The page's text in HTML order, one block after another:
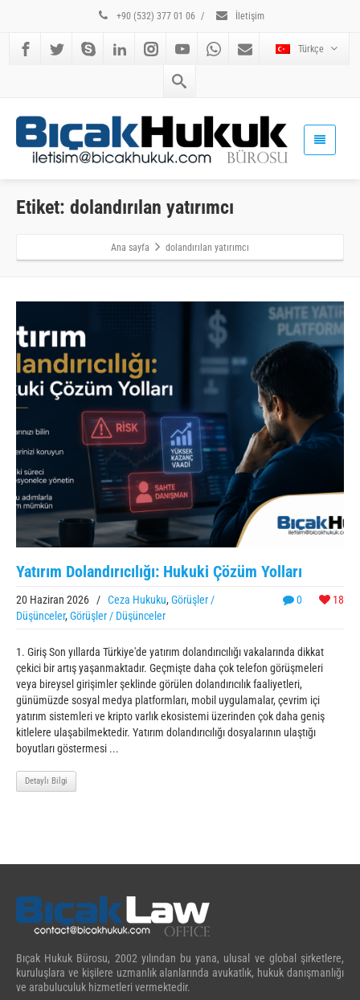
+90 (532) 377 01 06 / İletişim
Türkçe
Etiket: dolandırılan yatırımcı
Ana sayfa dolandırılan yatırımcı
Yatırım Dolandırıcılığı: Hukuki Çözüm Yolları
0 18
20 Haziran 2026 / Ceza Hukuku, Görüşler /
Düşünceler, Görüşler / Düşünceler
1. Giriş Son yıllarda Türkiye'de yatırım dolandırıcılığı vakalarında dikkat
çekici bir artış yaşanmaktadır. Geçmişte daha çok telefon görüşmeleri
veya bireysel girişimler şeklinde görülen dolandırıcılık faaliyetleri,
günümüzde sosyal medya platformları, mobil uygulamalar, çevrim içi
yatırım sistemleri ve kripto varlık ekosistemi üzerinden çok daha geniş
kitlelere ulaşabilmektedir. Yatırım dolandırıcılığı dosyalarının ulaştığı
boyutları göstermesi ...
Detaylı Bilgi
Bıçak Hukuk Bürosu, 2002 yılından bu yana, ulusal ve global şirketlere,
kuruluşlara ve kişilere uzmanlık alanlarında avukatlık, hukuk danışmanlığı
ve arabuluculuk hizmetleri vermektedir.